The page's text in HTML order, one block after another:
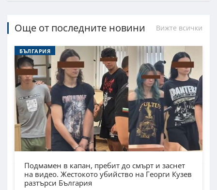
Още от последните новини Вижте всички
БЪЛГАРИЯ
Подмамен в капан, пребит до смърт и заснет
на видео. Жестокото убийство на Георги Кузев
разтърси България